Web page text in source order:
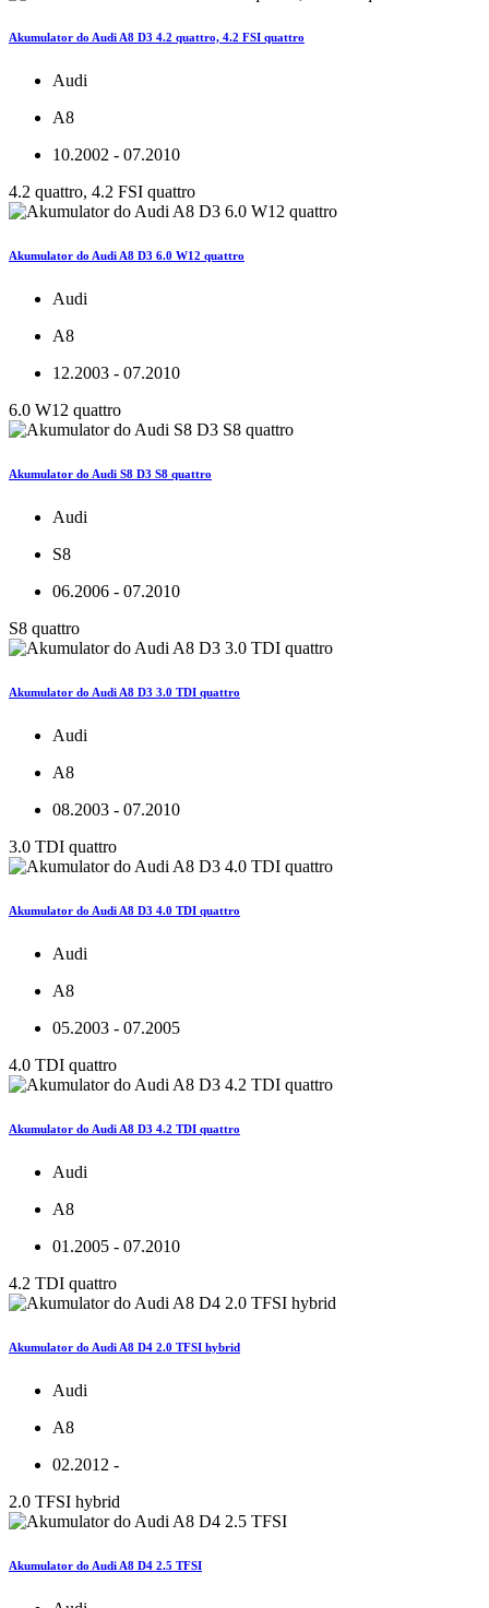
Akumulator do Audi A8 D3 4.2 quattro, 4.2 FSI quattro
Audi
A8
10.2002 - 07.2010
4.2 quattro, 4.2 FSI quattro
Akumulator do Audi A8 D3 6.0 W12 quattro
Audi
A8
12.2003 - 07.2010
6.0 W12 quattro
Akumulator do Audi S8 D3 S8 quattro
Audi
S8
06.2006 - 07.2010
S8 quattro
Akumulator do Audi A8 D3 3.0 TDI quattro
Audi
A8
08.2003 - 07.2010
3.0 TDI quattro
Akumulator do Audi A8 D3 4.0 TDI quattro
Audi
A8
05.2003 - 07.2005
4.0 TDI quattro
Akumulator do Audi A8 D3 4.2 TDI quattro
Audi
A8
01.2005 - 07.2010
4.2 TDI quattro
Akumulator do Audi A8 D4 2.0 TFSI hybrid
Audi
A8
02.2012 -
2.0 TFSI hybrid
Akumulator do Audi A8 D4 2.5 TFSI